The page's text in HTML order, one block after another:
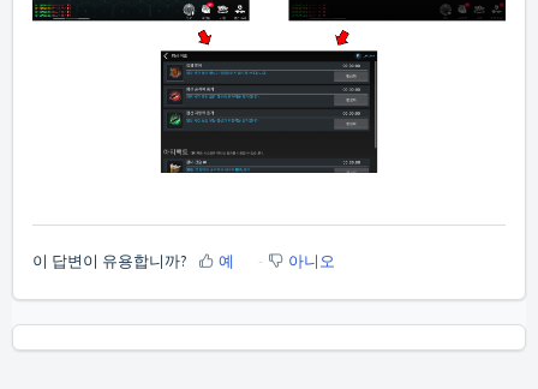
이 답변이 유용합니까? 예 아니오